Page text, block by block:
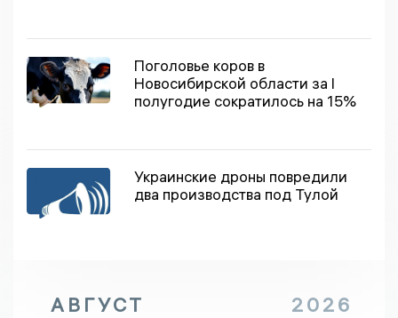
Поголовье коров в
Новосибирской области за I
полугодие сократилось на 15%
Украинские дроны повредили
два производства под Тулой
АВГУСТ 2026